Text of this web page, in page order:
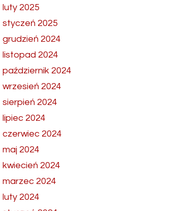
luty 2025
styczeń 2025
grudzień 2024
listopad 2024
październik 2024
wrzesień 2024
sierpień 2024
lipiec 2024
czerwiec 2024
maj 2024
kwiecień 2024
marzec 2024
luty 2024